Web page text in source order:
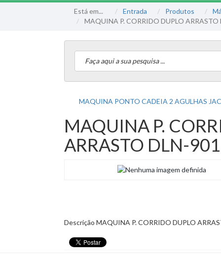
Está em... Entrada Produtos
MAQUINA P. CORRIDO DUPLO
MAQUINA PONTO CADEIA 2 AGULHAS
MAQUINA P.
ARRASTO DLN-
Descrição MAQUINA P. CORRIDO DUPLO